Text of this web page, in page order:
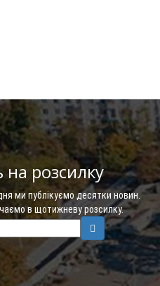
на розсилку
ми публікуємо десятки новин.
в щотижневу розсилку.